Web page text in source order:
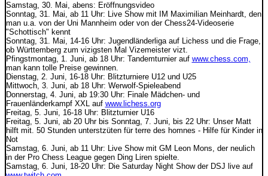
Samstag, 30. Mai, abens: Eröffnungsvideo
Sonntag, 31. Mai, ab 11 Uhr: Live Show mit IM Maximilian Meinhardt, den
man u.a. von der Uni Mannheim oder von der Chess24-Videoserie
"Schottisch" kennt
Sonntag, 31. Mai, 14-16 Uhr: Jugendländerliga auf Lichess und die Frage,
ob Württemberg zum vizigsten Mal Vizemeister vizt.
Pfingstmontag, 1. Juni, ab 18 Uhr: Tandemturnier auf www.chess.com,
man kann tolle Preise gewinnen.
Dienstag, 2. Juni, 16-18 Uhr: Blitzturniere U12 und U25
Mittwoch, 3. Juni, ab 18 Uhr: Werwolf-Spieleabend
Donnerstag, 4. Juni, ab 19:30 Uhr: Finale Mädchen- und
Frauenländerkampf XXL auf www.lichess.org
Freitag, 5. Juni, 16-18 Uhr: Blitzturnier U16
Freitag, 5. Juni, ab 20 Uhr bis Sonntag, 7. Juni, bis 22 Uhr: Unser Matt
hilft mit. 50 Stunden unterstzüten für terre des homnes - Hilfe für Kinder in
Not
Samstag, 6. Juni, ab 11 Uhr: Live Show mit GM Leon Mons, der neulich
in der Pro Chess League gegen Ding Liren spielte.
Samstag, 6. Juni, 18-20 Uhr: Die Saturday Night Show der DSJ live auf